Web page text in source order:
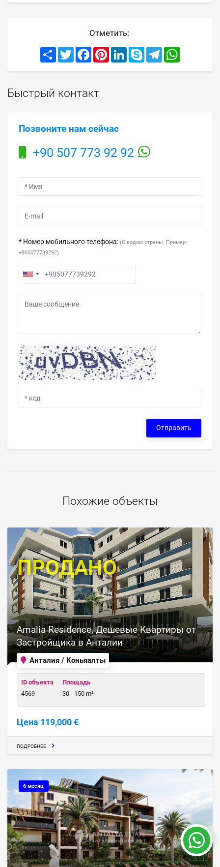
Отметить:
Share TwitterFacebookPinterestLinkedInSkype Telegram
Быстрый контакт
Позвоните нам сейчас
+90 507 773 92 92
* Номер мобильного телефона: (С кодом страны. Пример:
+905077739292)
Отправить
Похожие объекты
Анталия / Коньяалты
Amalia Residence, Дешевые Квартиры от
Застройщика в Анталии
ID объекта
4569
Площадь
30 - 150 m²
Цена 119,000 €
ПРОДАНО
ПОДРОБНЕЕ
6 месяц